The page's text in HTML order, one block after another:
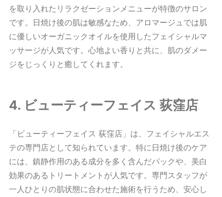
を取り入れたリラクゼーションメニューが特徴のサロン
です。日焼け後の肌は敏感なため、アロマージュでは肌
に優しいオーガニックオイルを使用したフェイシャルマ
ッサージが人気です。心地よい香りと共に、肌のダメー
ジをじっくりと癒してくれます。
4. ビューティーフェイス 荻窪店
「ビューティーフェイス 荻窪店」は、フェイシャルエス
テの専門店として知られています。特に日焼け後のケア
には、鎮静作用のある成分を多く含んだパックや、美白
効果のあるトリートメントが人気です。専門スタッフが
一人ひとりの肌状態に合わせた施術を行うため、安心し